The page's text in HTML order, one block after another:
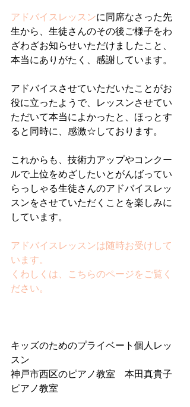
アドバイスレッスンに同席なさった先
生から、生徒さんのその後ご様子をわ
ざわざお知らせいただけましたこと、
本当にありがたく、感謝しています。
アドバイスさせていただいたことがお
役に立ったようで、レッスンさせてい
ただいて本当によかったと、ほっとす
ると同時に、感激☆しております。
これからも、技術力アップやコンクー
ルで上位をめざしたいとがんばってい
らっしゃる生徒さんのアドバイスレッ
スンをさせていただくことを楽しみに
しています。
アドバイスレッスンは随時お受けして
います。
くわしくは、こちらのページをご覧く
ださい。
キッズのためのプライベート個人レッ
スン
神戸市西区のピアノ教室　本田真貴子
ピアノ教室